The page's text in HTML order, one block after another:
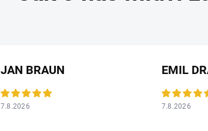
JAN BRAUN
7.8.2026
EMIL
7.8.2026